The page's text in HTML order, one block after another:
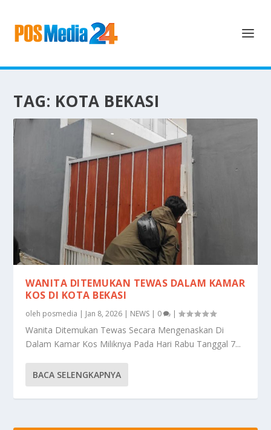
TAG: KOTA BEKASI
WANITA DITEMUKAN TEWAS DALAM KAMAR
KOS DI KOTA BEKASI
oleh posmedia | Jan 8, 2026 | NEWS | 0 |
Wanita Ditemukan Tewas Secara Mengenaskan Di
Dalam Kamar Kos Miliknya Pada Hari Rabu Tanggal 7...
BACA SELENGKAPNYA